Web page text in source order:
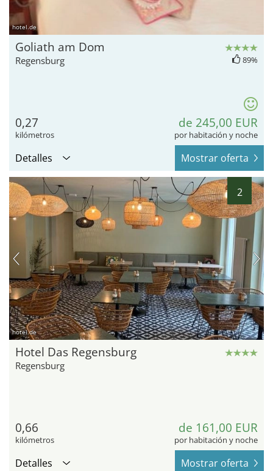
hotel.de
Goliath am Dom
Regensburg 89%
0,27
kilómetros
de 245,00 EUR
por habitación y noche
Detalles Mostrar oferta
2
hotel.de
Hotel Das Regensburg
Regensburg
0,66
kilómetros
de 161,00 EUR
por habitación y noche
Detalles Mostrar oferta